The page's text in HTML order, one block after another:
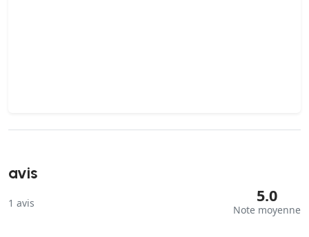
avis
1 avis 5.0
Note moyenne